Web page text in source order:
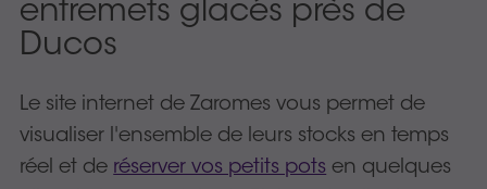
entremets glacés près de
Ducos
Le site internet de Zaromes vous permet de
visualiser l'ensemble de leurs stocks en temps
réel et de réserver vos petits pots en quelques